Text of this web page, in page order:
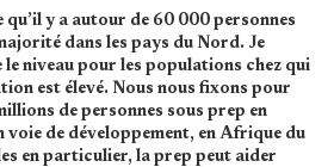
y a autour de 60 000 personnes
dans les pays du Nord. Je
le niveau pour les populations chez qui
est élevé. Nous nous fixons pour
de personnes sous prep en
voie de développement, en Afrique du
en particulier, la prep peut aider